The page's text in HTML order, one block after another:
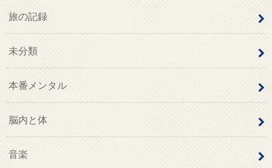
旅の記録
未分類
本番メンタル
脳内と体
音楽